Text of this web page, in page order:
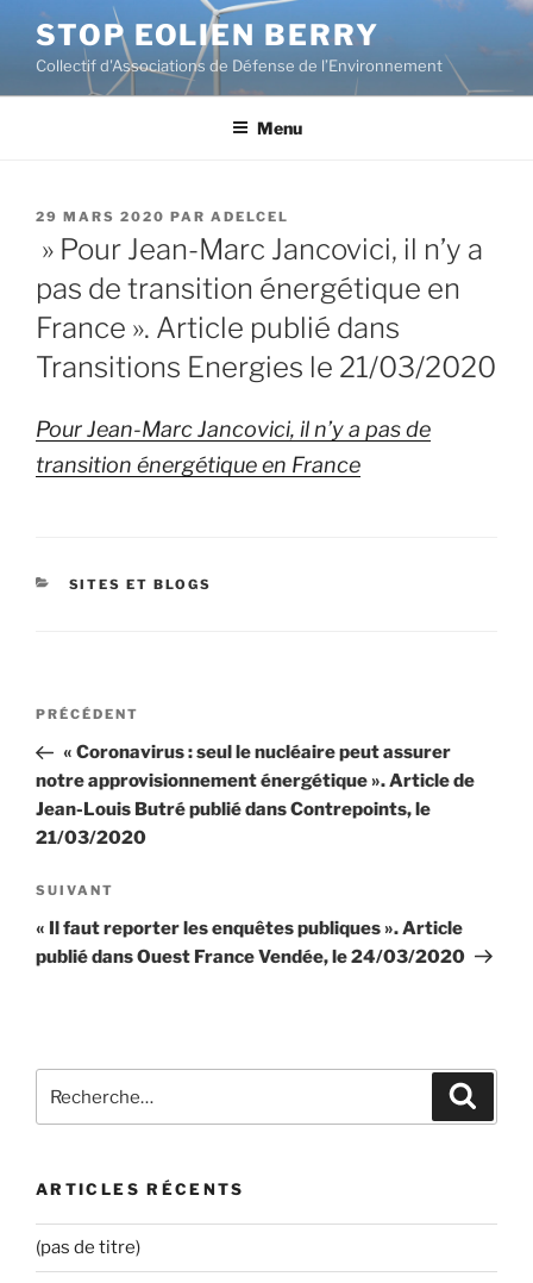
contenu
principal
STOP EOLIEN BERRY
Collectif d'Associations de Défense de l’Environnement
Menu
PUBLIÉ
29 MARS 2020 PAR ADELCEL
» Pour Jean-Marc Jancovici, il n’y a
pas de transition énergétique en
France ». Article publié dans
Transitions Energies le 21/03/2020
Pour Jean-Marc Jancovici, il n’y a pas de
transition énergétique en France
CATÉGORIES
SITES ET BLOGS
Navigation
l’article
Article
précédent
PRÉCÉDENT
« Coronavirus : seul le nucléaire peut assurer
notre approvisionnement énergétique ». Article de
Jean-Louis Butré publié dans Contrepoints, le
21/03/2020
Article
suivant
SUIVANT
« Il faut reporter les enquêtes publiques ». Article
publié dans Ouest France Vendée, le 24/03/2020
pour
ARTICLES RÉCENTS
(pas de titre)